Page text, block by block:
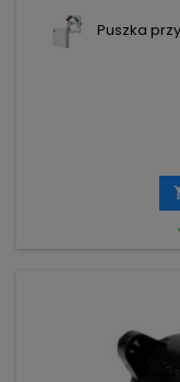
Puszka